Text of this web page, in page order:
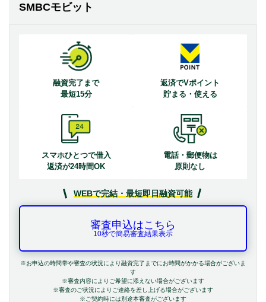
SMBCモビット
融資完了まで
最短15分
返済でVポイント
貯まる・使える
スマホひとつで借入
返済が24時間OK
電話・郵便物は
原則なし
WEBで完結・最短即日融資可能
審査申込はこちら
10秒で簡易審査結果表示
※お申込の時間帯や審査の状況により融資完了までにお時間がかかる場合がございま
す
※審査内容によりご希望に添えない場合がございます
※審査のご状況によりご連絡を差し上げる場合がございます
※ご契約時には別途本審査がございます